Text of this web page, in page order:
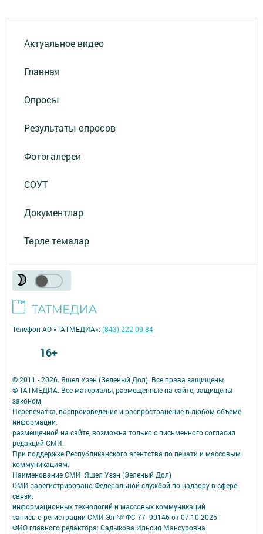
Актуальное видео
Главная
Опросы
Результаты опросов
Фотогалереи
СОУТ
Документлар
Төрле темалар
© 2011 - 2026. Яшел Узэн (Зеленый Дол). Все права защищены.
© ТАТМЕДИА. Все материалы, размещенные на сайте, защищены
законом.
Перепечатка, воспроизведение и распространение в любом объеме
информации,
размещенной на сайте, возможна только с письменного согласия
редакций СМИ.
При поддержке Республиканского агентства по печати и массовым
коммуникациям.
Наименование СМИ: Яшел Узэн (Зеленый Дол)
СМИ зарегистрировано Федеральной службой по надзору в сфере
связи,
информационных технологий и массовых коммуникаций
запись о регистрации СМИ Эл № ФС 77- 90146 от 07.10.2025
ФИО главного редактора: Садыкова Ильсия Мансуровна
Телефон АО «ТАТМЕДИА»:(843) 222 09 84
16+